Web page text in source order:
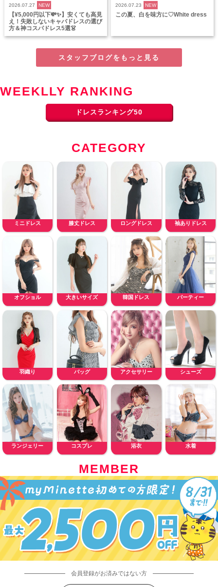
2026.07.27 NEW
【¥5,000円以下💸✨】安くても高見
え！失敗しないキャバドレスの選び
方＆神コスパドレス5選👗
2026.07.23 NEW
この夏、白を味方に♡White dress
スタッフブログをもっと見る
WEEKLLY RANKING
ドレスランキング50
CATEGORY
ミニドレス 膝丈ドレス ロングドレス 袖ありドレス
オフショル 大きいサイズ 韓国ドレス パーティー
羽織り バッグ アクセサリー シューズ
ランジェリー コスプレ 浴衣 水着
MEMBER
会員登録がお済みではない方